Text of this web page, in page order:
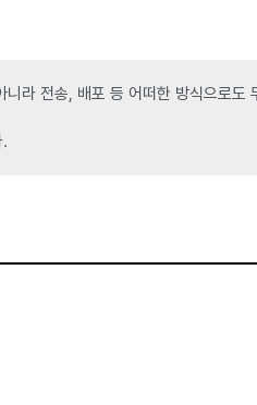
라 전송, 배포 등 어떠한 방식으로도